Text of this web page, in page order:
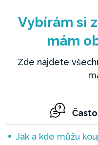
Vybírám si
mám
Zde najdete
Jak a kde můžu